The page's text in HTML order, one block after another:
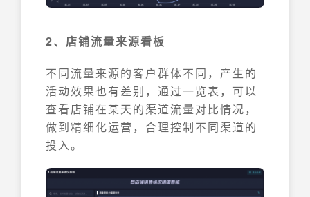
2、店铺流量来源看板
不同流量来源的客户群体不同，产生的
活动效果也有差别，通过一览表，可以
查看店铺在某天的渠道流量对比情况，
做到精细化运营，合理控制不同渠道的
投入。